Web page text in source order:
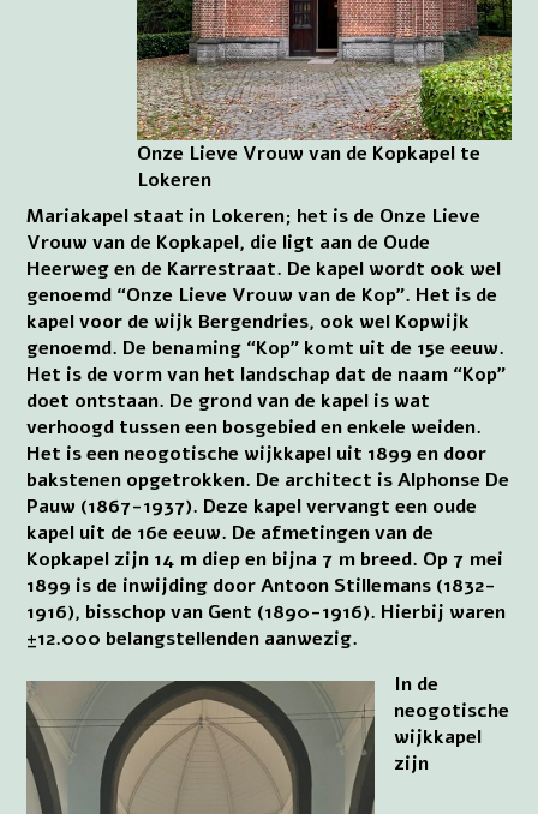
Onze Lieve Vrouw van de Kopkapel te
Lokeren
Mariakapel staat in Lokeren; het is de Onze Lieve
Vrouw van de Kopkapel, die ligt aan de Oude
Heerweg en de Karrestraat. De kapel wordt ook wel
genoemd “Onze Lieve Vrouw van de Kop”. Het is de
kapel voor de wijk Bergendries, ook wel Kopwijk
genoemd. De benaming “Kop” komt uit de 15e eeuw.
Het is de vorm van het landschap dat de naam “Kop”
doet ontstaan. De grond van de kapel is wat
verhoogd tussen een bosgebied en enkele weiden.
Het is een neogotische wijkkapel uit 1899 en door
bakstenen opgetrokken. De architect is Alphonse De
Pauw (1867-1937). Deze kapel vervangt een oude
kapel uit de 16e eeuw. De afmetingen van de
Kopkapel zijn 14 m diep en bijna 7 m breed. Op 7 mei
1899 is de inwijding door Antoon Stillemans (1832-
1916), bisschop van Gent (1890-1916). Hierbij waren
±12.000 belangstellenden aanwezig.
In de
neogotische
wijkkapel
zijn